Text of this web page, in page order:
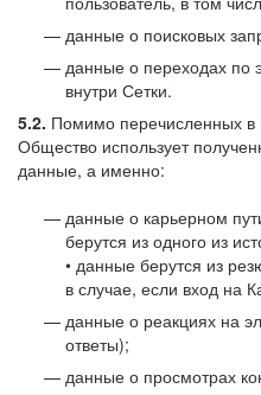
данные о поисковых
данные о переходах по
внутри Сетки.
5.2. Помимо перечисленных
Общество использует
данные, а именно:
данные о карьерном
берутся из одного из
• данные берутся из
в случае, если вход на
данные о реакциях на
ответы);
данные о просмотрах